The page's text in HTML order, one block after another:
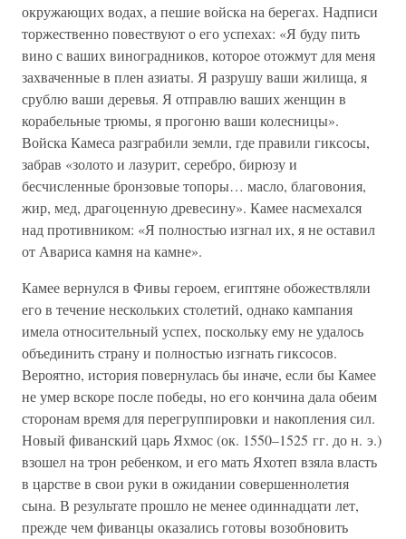
окружающих водах, а пешие войска на берегах. Надписи
торжественно повествуют о его успехах: «Я буду пить
вино с ваших виноградников, которое отожмут для меня
захваченные в плен азиаты. Я разрушу ваши жилища, я
срублю ваши деревья. Я отправлю ваших женщин в
корабельные трюмы, я прогоню ваши колесницы».
Войска Камеса разграбили земли, где правили гиксосы,
забрав «золото и лазурит, серебро, бирюзу и
бесчисленные бронзовые топоры… масло, благовония,
жир, мед, драгоценную древесину». Камее насмехался
над противником: «Я полностью изгнал их, я не оставил
от Авариса камня на камне».
Камее вернулся в Фивы героем, египтяне обожествляли
его в течение нескольких столетий, однако кампания
имела относительный успех, поскольку ему не удалось
объединить страну и полностью изгнать гиксосов.
Вероятно, история повернулась бы иначе, если бы Камее
не умер вскоре после победы, но его кончина дала обеим
сторонам время для перегруппировки и накопления сил.
Новый фиванский царь Яхмос (ок. 1550–1525 гг. до н. э.)
взошел на трон ребенком, и его мать Яхотеп взяла власть
в царстве в свои руки в ожидании совершеннолетия
сына. В результате прошло не менее одиннадцати лет,
прежде чем фиванцы оказались готовы возобновить